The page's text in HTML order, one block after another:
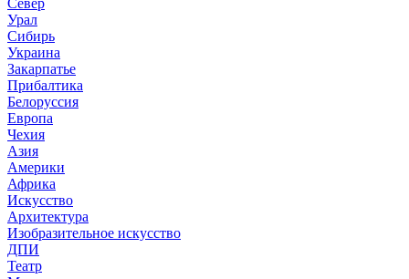
Север
Урал
Сибирь
Украина
Закарпатье
Прибалтика
Белоруссия
Европа
Чехия
Азия
Америки
Африка
Искусство
Архитектура
Изобразительное искусство
ДПИ
Театр